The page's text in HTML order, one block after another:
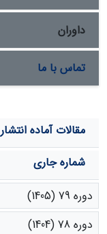
داوران
تماس با ما
مقالات آماده انتشار
شماره جاری
دوره 79 (1405)
دوره 78 (1404)